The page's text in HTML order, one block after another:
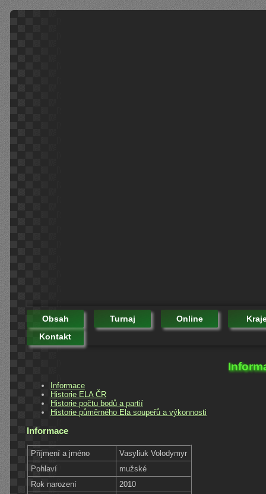
Obsah Turnaj Online
Kontakt
Informace
Historie ELA ČR
Historie počtu bodů a partií
Historie půměrného Ela soupeřů a výkonnosti
Informace
Příjmení a jméno
Vasyliuk Volodymyr
Pohlaví
mužské
Rok narození
2010